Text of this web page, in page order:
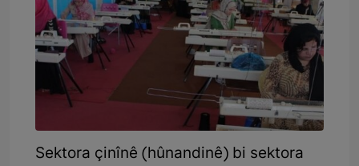
Sektora çinînê (hûnandinê) bi sektora